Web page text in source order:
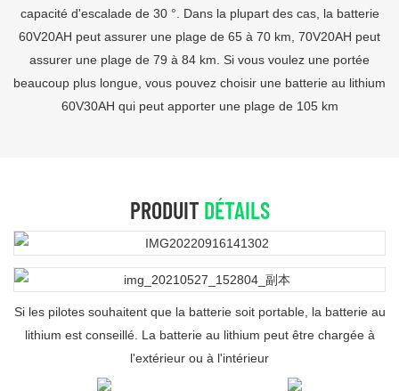
capacité d'escalade de 30 °. Dans la plupart des cas, la batterie
60V20AH peut assurer une plage de 65 à 70 km, 70V20AH peut
assurer une plage de 79 à 84 km. Si vous voulez une portée
beaucoup plus longue, vous pouvez choisir une batterie au lithium
60V30AH qui peut apporter une plage de 105 km
PRODUIT DÉTAILS
Si les pilotes souhaitent que la batterie soit portable, la batterie au
lithium est conseillé. La batterie au lithium peut être chargée à
l'extérieur ou à l'intérieur